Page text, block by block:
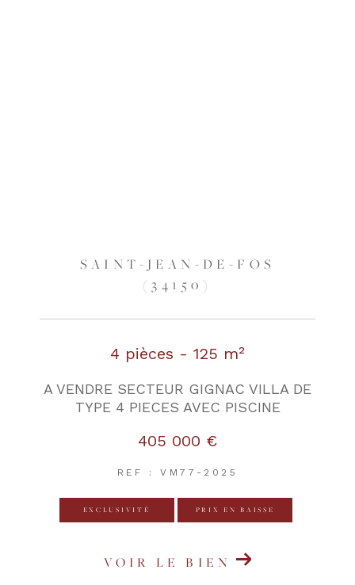
SAINT-JEAN-DE-FOS
(34150)
4 pièces - 125 m²
A VENDRE SECTEUR GIGNAC VILLA DE
TYPE 4 PIECES AVEC PISCINE
405 000 €
REF : VM77-2025
EXCLUSIVITÉ PRIX EN BAISSE
VOIR LE BIEN